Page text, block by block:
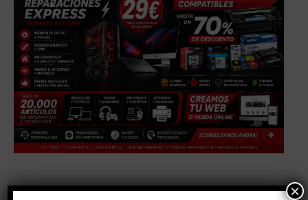
TAGS #alicante #comunidadvalenciana
#torrevieja
×